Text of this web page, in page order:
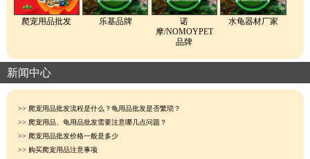
天地！
NOMOYPET INTRODUCTI
Jiaxing NOMOYPET Products Limited Companywas established
in Jiaxing, Zhejiang in 2008, which combines design, productionwith sales
of pet products. The company factory is located in Xinfeng Town,Jiaxing
and the sales office is located in the pleasant scenery in Nanhu
District,Jiaxing.The company has more than 100 employees now, including
design researchand development department of more than 10 people, more
than 15 salesrepresentatives and more than 10 customer
sales category: Nomoreptile pet equipment and Leji feed.
Equipment products are the followings: new plasticproducts, high-end
terrarium, classic Chinese fir terrarium, lamps and lampholders, mat
substrate, turtle food and drugs, turtle models, resin hidelandscape and resin
bowls.
爬宠用品批发 乐基品牌
诺
摩/NOMOYPET
品牌
水龟器材厂家
新闻中心
>> 爬宠用品批发流程是什么？龟用品批发是否繁琐？
>> 爬宠用品、龟用品批发需要注意哪几点问题？
>> 爬宠用品批发价格一般是多少
>> 购买爬宠用品注意事项